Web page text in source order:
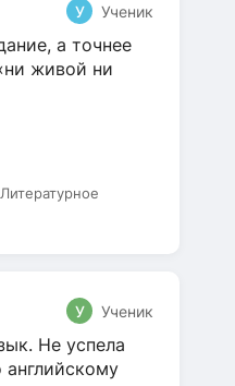
У Ученик
а точнее
живой ни
У Ученик
Не успела
английскому